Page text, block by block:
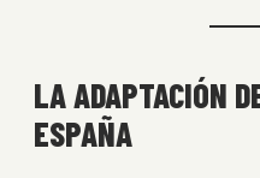
LA ADAPTACIÓN
ESPAÑA